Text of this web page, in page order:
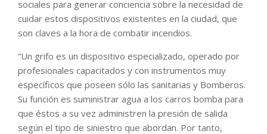
sociales para generar conciencia sobre la necesidad de
cuidar estos dispositivos existentes en la ciudad, que
son claves a la hora de combatir incendios.
“Un grifo es un dispositivo especializado, operado por
profesionales capacitados y con instrumentos muy
específicos que poseen sólo las sanitarias y Bomberos.
Su función es suministrar agua a los carros bomba para
que éstos a su vez administren la presión de salida
según el tipo de siniestro que abordan. Por tanto,